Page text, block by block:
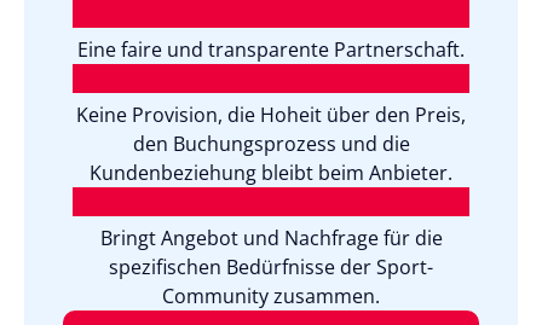
Eine faire und transparente Partnerschaft.
Keine Provision, die Hoheit über den Preis,
den Buchungsprozess und die
Kundenbeziehung bleibt beim Anbieter.
Bringt Angebot und Nachfrage für die
spezifischen Bedürfnisse der Sport-
Community zusammen.